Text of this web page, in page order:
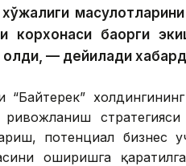
корхонаси баҳорги
олди, — дейилади
“Байтерек”
потенциал бизнес
оширишга